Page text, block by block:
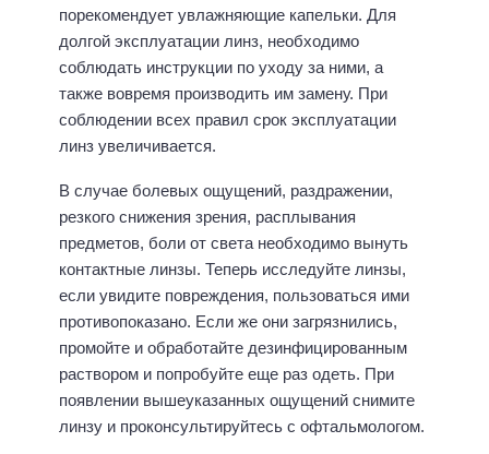
порекомендует увлажняющие капельки. Для
долгой эксплуатации линз, необходимо
соблюдать инструкции по уходу за ними, а
также вовремя производить им замену. При
соблюдении всех правил срок эксплуатации
линз увеличивается.
В случае болевых ощущений, раздражении,
резкого снижения зрения, расплывания
предметов, боли от света необходимо вынуть
контактные линзы. Теперь исследуйте линзы,
если увидите повреждения, пользоваться ими
противопоказано. Если же они загрязнились,
промойте и обработайте дезинфицированным
раствором и попробуйте еще раз одеть. При
появлении вышеуказанных ощущений снимите
линзу и проконсультируйтесь с офтальмологом.